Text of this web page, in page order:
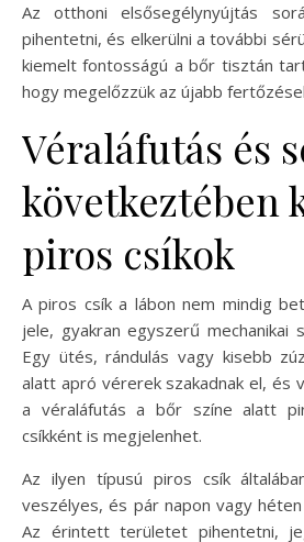
Az otthoni elsősegélynyújtás
pihentetni, és elkerülni a további
kiemelt fontosságú a bőr tisztán
hogy megelőzzük az újabb
Véraláfutás és
következtében
piros csíkok
A piros csík a lábon nem mindig
jele, gyakran egyszerű mechanikai
Egy ütés, rándulás vagy kisebb
alatt apró vérerek szakadnak el, és
a véraláfutás a bőr színe alatt
csíkként is megjelenhet.
Az ilyen típusú piros csík
veszélyes, és pár napon vagy
Az érintett területet pihentetni,